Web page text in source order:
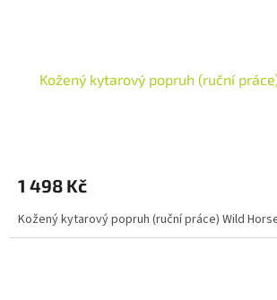
Kožený kytarový popruh (ruční
1 498 Kč
Kožený kytarový popruh (ruční práce) Wild